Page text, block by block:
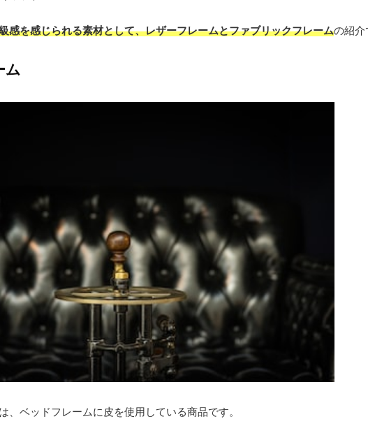
感を感じられる素材として、レザーフレームとファブリックフレームの紹介
ム
、ベッドフレームに皮を使用している商品です。